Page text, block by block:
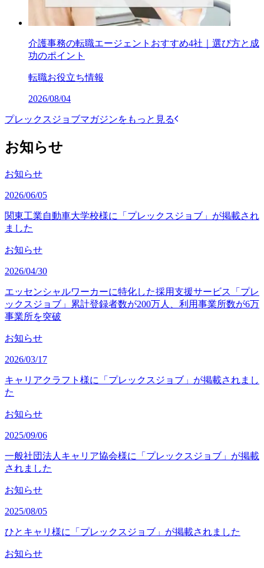
介護事務の転職エージェントおすすめ4社｜選び方と成
功のポイント
転職お役立ち情報
2026/08/04
プレックスジョブマガジンをもっと見る
お知らせ
お知らせ
2026/06/05
関東工業自動車大学校様に「プレックスジョブ」が掲載され
ました
お知らせ
2026/04/30
エッセンシャルワーカーに特化した採用支援サービス「プレ
ックスジョブ」累計登録者数が200万人、利用事業所数が6万
事業所を突破
お知らせ
2026/03/17
キャリアクラフト様に「プレックスジョブ」が掲載されまし
た
お知らせ
2025/09/06
一般社団法人キャリア協会様に「プレックスジョブ」が掲載
されました
お知らせ
2025/08/05
ひとキャリ様に「プレックスジョブ」が掲載されました
お知らせ